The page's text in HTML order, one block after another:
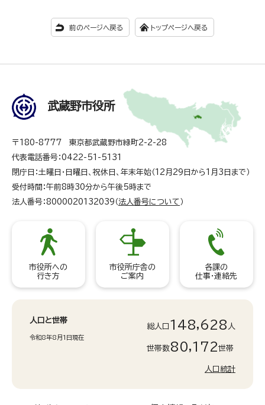
前のページへ戻る トップページへ戻る
武蔵野市役所
〒180-8777 東京都武蔵野市緑町2-2-28
代表電話番号：0422-51-5131
閉庁日：土曜日・日曜日、祝休日、年末年始（12月29日から1月3日まで）
受付時間：午前8時30分から午後5時まで
法人番号：8000020132039（ 法人番号について ）
市役所への
行き方
市役所庁舎の
ご案内
各課の
仕事・連絡先
人口と世帯
令和8年8月1日現在
総人口 148,628 人
世帯数80,172世帯
人口統計